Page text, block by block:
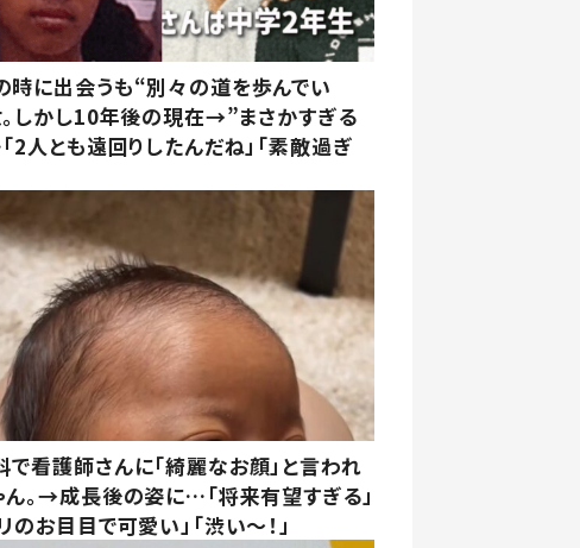
時に出会うも“別々の道を歩んでい
しかし10年後の現在→”まさかすぎる
2人とも遠回りしたんだね」「素敵過ぎ
で看護師さんに「綺麗なお顔」と言われ
ん。→成長後の姿に…「将来有望すぎる」
のお目目で可愛い」「渋い～！」